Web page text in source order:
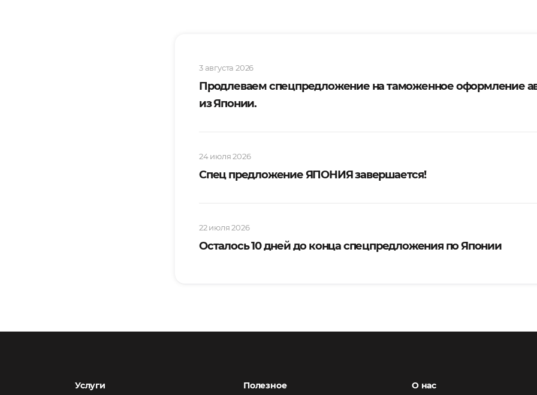
3 августа 2026
Продлеваем спецпредложение на таможенное оформление
из Японии.
24 июля 2026
Спец предложение ЯПОНИЯ завершается!
22 июля 2026
Осталось 10 дней до конца спецпредложения по Японии
Услуги Полезное О нас